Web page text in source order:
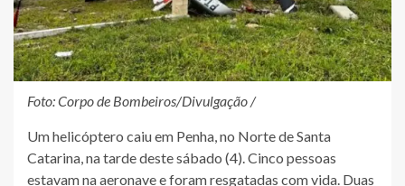
Foto: Corpo de Bombeiros/Divulgação /
Um helicóptero caiu em Penha, no Norte de Santa
Catarina, na tarde deste sábado (4). Cinco pessoas
estavam na aeronave e foram resgatadas com vida. Duas